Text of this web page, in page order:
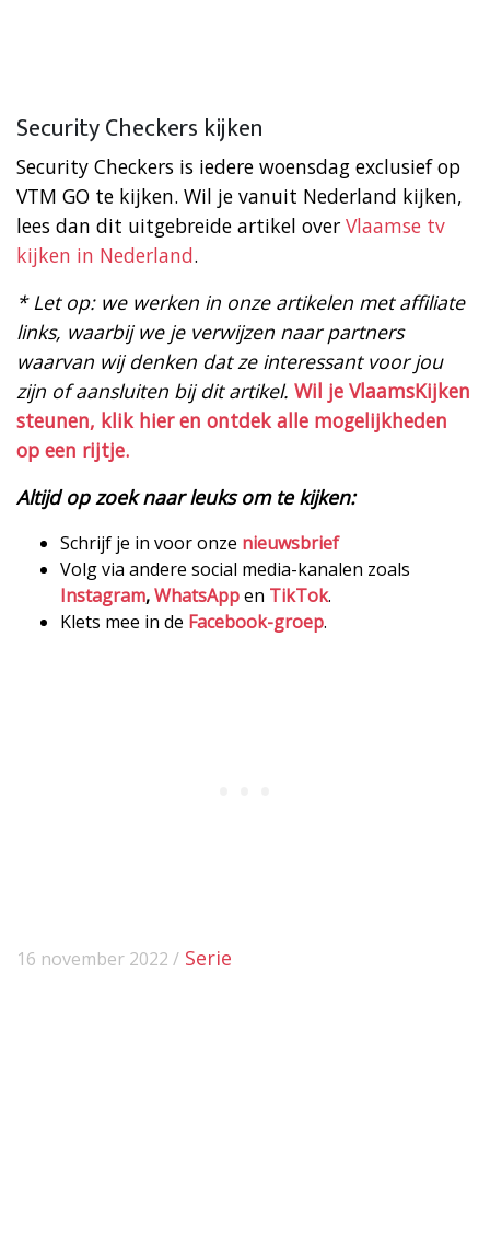
Security Checkers kijken
Security Checkers is iedere woensdag exclusief op
VTM GO te kijken. Wil je vanuit Nederland kijken,
lees dan dit uitgebreide artikel over Vlaamse tv
kijken in Nederland.
* Let op: we werken in onze artikelen met affiliate
links, waarbij we je verwijzen naar partners
waarvan wij denken dat ze interessant voor jou
zijn of aansluiten bij dit artikel. Wil je VlaamsKijken
steunen, klik hier en ontdek alle mogelijkheden
op een rijtje.
Altijd op zoek naar leuks om te kijken:
Schrijf je in voor onze nieuwsbrief
Volg via andere social media-kanalen zoals
Instagram,WhatsAppen TikTok.
Klets mee in de Facebook-groep.
16 november 2022 / Serie